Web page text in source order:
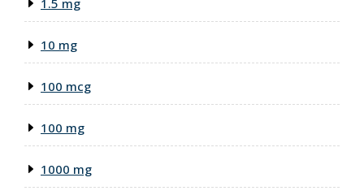
1.5 mg
10 mg
100 mcg
100 mg
1000 mg